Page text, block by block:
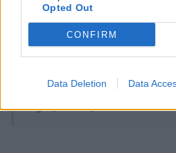
Opted Out
CONFIRM
Data Deletion Data
jorgt
14 de Diciembre
negro parece que sea del